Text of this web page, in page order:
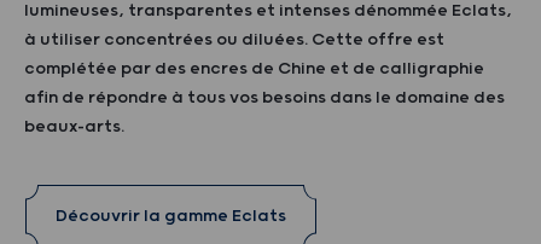
lumineuses, transparentes et intenses dénommée Eclats,
à utiliser concentrées ou diluées. Cette offre est
complétée par des encres de Chine et de calligraphie
afin de répondre à tous vos besoins dans le domaine des
beaux-arts.
Découvrir la gamme Eclats